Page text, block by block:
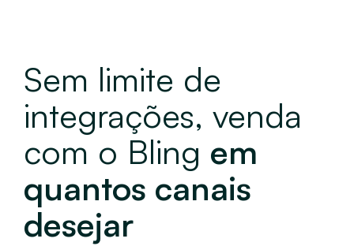
Sem limite de
integrações, venda
com o Bling em
quantos canais
desejar